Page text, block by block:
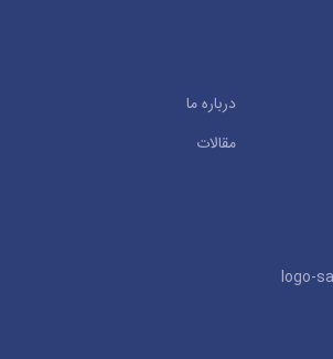
درباره ما
مقالات